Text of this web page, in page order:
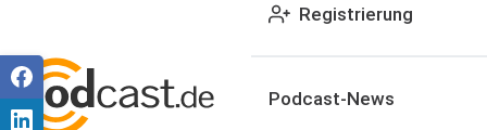
Registrierung
Podcast-News